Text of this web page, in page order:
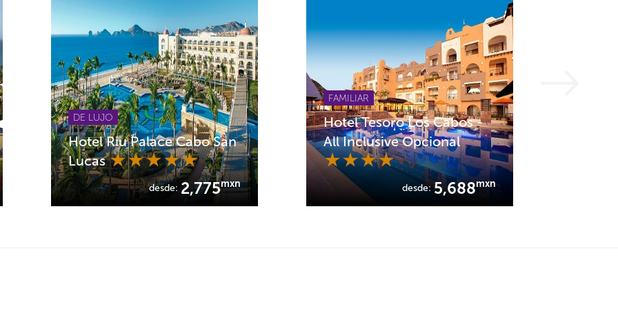
DE LUJO
Hotel Riu Palace Cabo San
Lucas
desde: 2,775mxn
FAMILIAR
Hotel Tesoro Los Cabos -
All Inclusive Opcional
desde:5,688mxn